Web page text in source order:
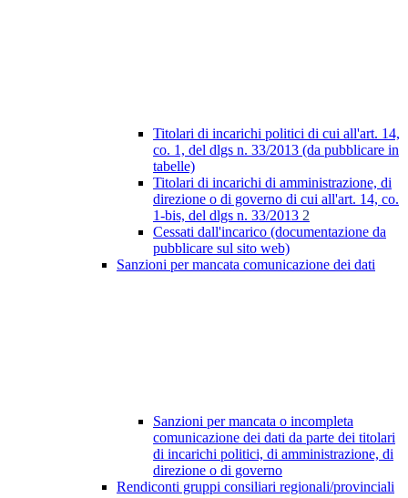
Titolari di incarichi politici di cui all'art. 14,
co. 1, del dlgs n. 33/2013 (da pubblicare in
tabelle)
Titolari di incarichi di amministrazione, di
direzione o di governo di cui all'art. 14, co.
1-bis, del dlgs n. 33/2013 2
Cessati dall'incarico (documentazione da
pubblicare sul sito web)
Sanzioni per mancata comunicazione dei dati
Sanzioni per mancata o incompleta
comunicazione dei dati da parte dei titolari
di incarichi politici, di amministrazione, di
direzione o di governo
Rendiconti gruppi consiliari regionali/provinciali